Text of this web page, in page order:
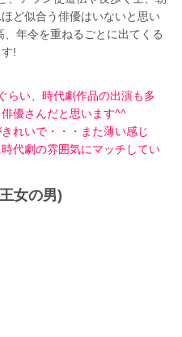
ど似合う俳優はいないと思い
年令を重ねるごとに出てくる
!
らい、時代劇作品の出演も多
優さんだと思います^^
れいで・・・また薄い感じ
代劇の雰囲気にマッチしてい
女の男)